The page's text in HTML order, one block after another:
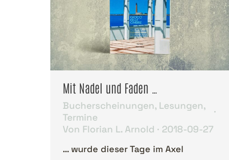
Mit Nadel und Faden …
Bucherscheinungen, Lesungen,
Termine
Von Florian L. Arnold 2018-09-27
… wurde dieser Tage im Axel